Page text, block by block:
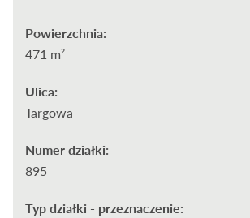
Powierzchnia:
471 m²
Ulica:
Targowa
Numer działki:
895
Typ działki - przeznaczenie: